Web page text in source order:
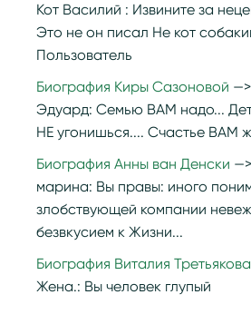
Кот Василий : Извините за
Это не он писал Не кот
Пользователь
Биография Киры Сазоновой
Эдуард: Семью ВАМ надо...
НЕ угонишься.... Счастье ВАМ
Биография Анны ван Денски
марина: Вы правы: иного
злобствующей компании
безвкусием к Жизни...
Биография Виталия Третьякова
Жена.: Вы человек глупый